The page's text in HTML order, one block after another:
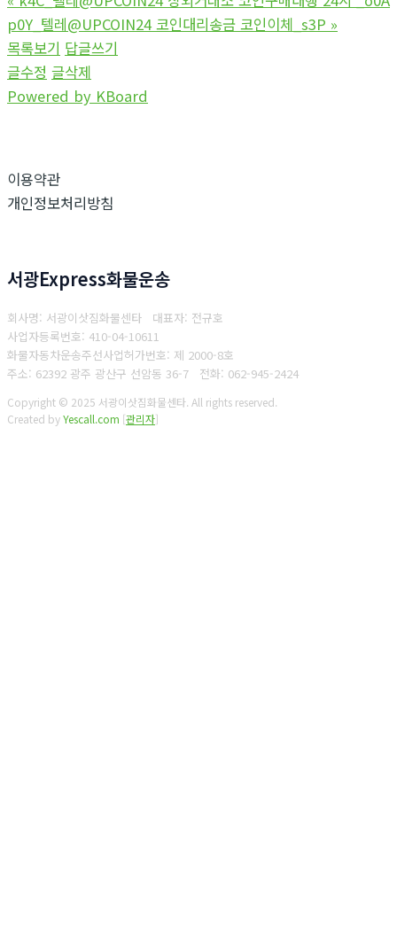
p0Y_텔레@UPCOIN24 코인대리송금 코인이체_s3P »
목록보기 답글쓰기
글수정 글삭제
Powered by KBoard
이용약관
개인정보처리방침
서광Express화물운송
회사명: 서광이삿짐화물센타 대표자: 전규호
사업자등록번호: 410-04-10611
화물자동차운송주선사업허가번호: 제 2000-8호
주소: 62392 광주 광산구 선암동 36-7 전화: 062-945-2424
Copyright © 2025 서광이삿짐화물센타. All rights reserved.
Created byYescall.com [관리자]